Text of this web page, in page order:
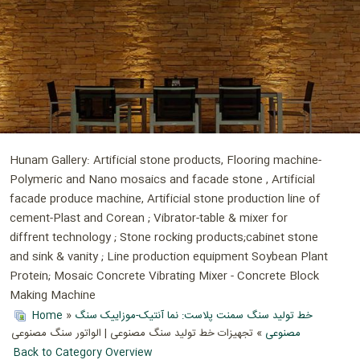
Hunam Gallery: Artificial stone products, Flooring machine-
Polymeric and Nano mosaics and facade stone , Artificial
facade produce machine, Artificial stone production line of
cement-Plast and Corean ; Vibrator-table & mixer for
diffrent technology ; Stone rocking products;cabinet stone
and sink & vanity ; Line production equipment Soybean Plant
Protein; Mosaic Concrete Vibrating Mixer - Concrete Block
Making Machine
Home » خط تولید سنگ سمنت پلاست: نما آنتیک-موزاییک سنگ
مصنوعی » تجهیزات خط تولید سنگ مصنوعی | الواتور سنگ مصنوعی
Back to Category Overview